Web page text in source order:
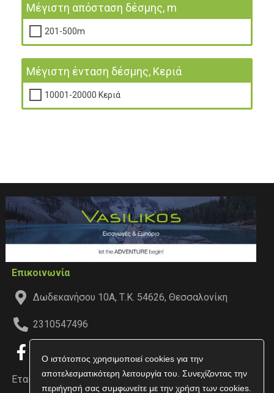
Ο ιστότοπος χρησιμοποιεί cookies για την
αποτελεσματικότερη λειτουργία του. Συνεχίζοντας την
περιήγησή σας συμφωνείτε με την χρήση των cookies.
Μέγιστη απόσταση δέσμης, m
201-500m
Μέγιστη ένταση δέσμης, Κεριά
10001-20000 Κεριά
Επικοινωνία
Δωδεκανήσου 10Α, Τ.Κ. 54626, Θεσσαλονίκη
2310547496
Εταιρεία